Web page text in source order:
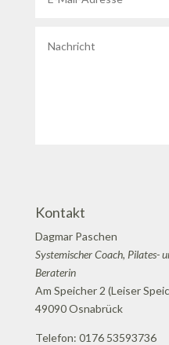
Kontakt
Dagmar Paschen
Systemischer Coach, Pilates-
Beraterin
Am Speicher 2 (Leiser
49090 Osnabrück
Telefon: 0176 53593736